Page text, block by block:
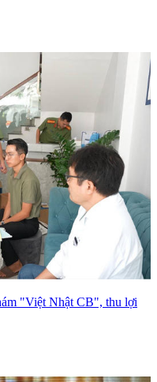
"Việt Nhật CB", thu lợi